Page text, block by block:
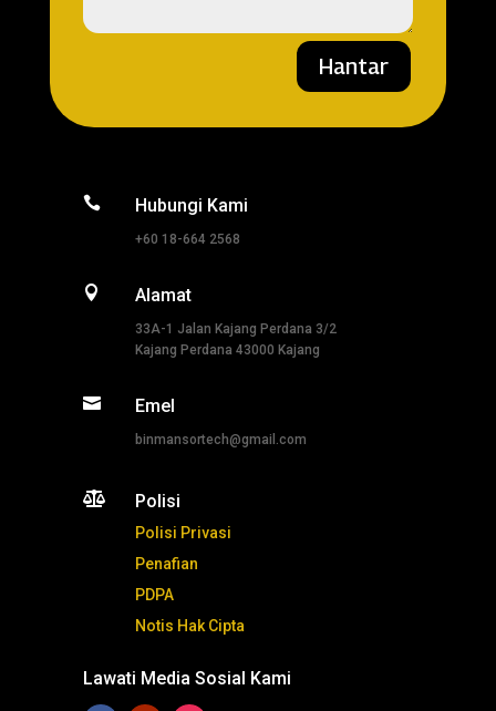
Hantar
 Hubungi Kami
+60 18-664 2568
 Alamat
33A-1 Jalan Kajang Perdana 3/2
Kajang Perdana 43000 Kajang
 Emel
binmansortech@gmail.com
 Polisi
Polisi Privasi
Penafian
PDPA
Notis Hak Cipta
Lawati Media Sosial Kami